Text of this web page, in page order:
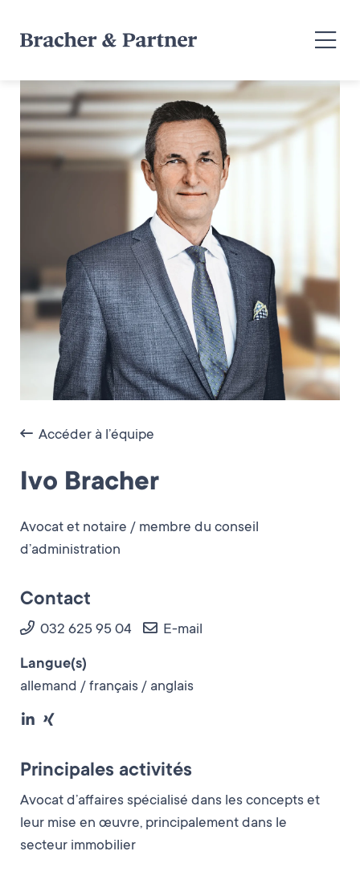
Accéder à l’équipe
Ivo Bracher
Avocat et notaire / membre du conseil
d’administration
Contact
032 625 95 04 E-mail
Langue(s)
allemand / français / anglais
Principales activités
Avocat d’affaires spécialisé dans les concepts et
leur mise en œuvre, principalement dans le
secteur immobilier